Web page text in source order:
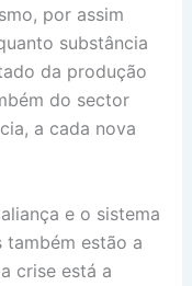
por assim
substância
da produção
do sector
a cada nova
e o sistema
também estão a
crise está a